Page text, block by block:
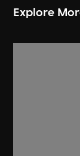
Explore